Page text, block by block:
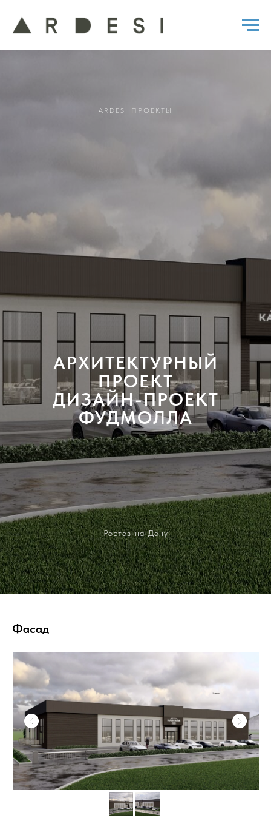
АРХИТЕКТУРНЫЙ
ПРОЕКТ
ДИЗАЙН-ПРОЕКТ
ФУДМОЛЛА
ARDESI ПРОЕКТЫ
Ростов-на-Дону
Фасад